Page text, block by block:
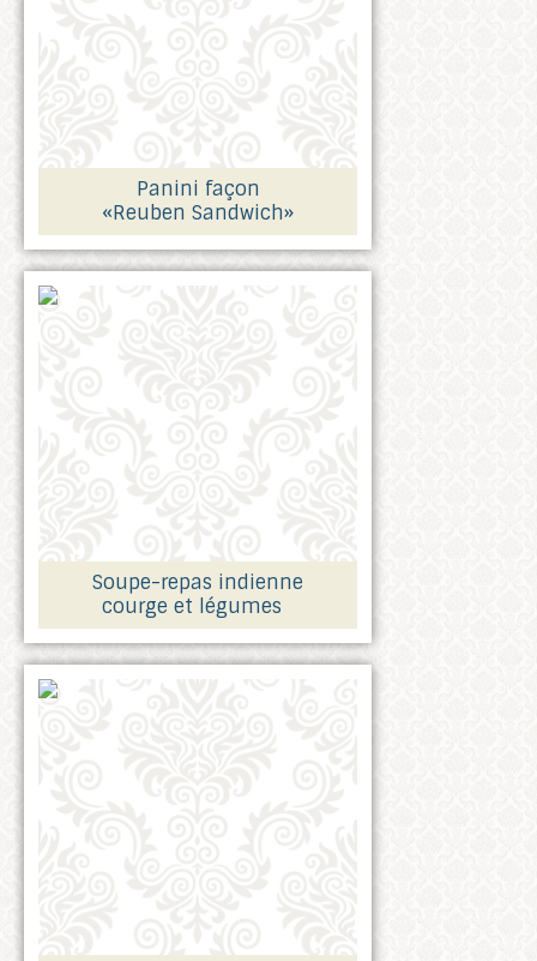
Panini façon
«Reuben Sandwich»
Soupe-repas indienne
courge et légumes